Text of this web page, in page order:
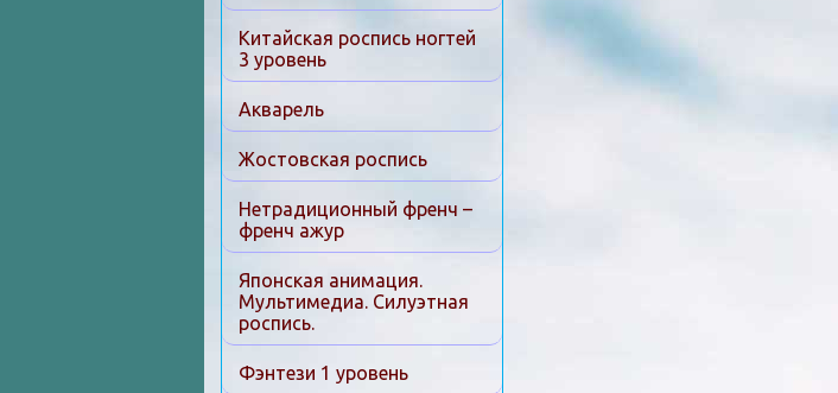
Китайская роспись ногтей
3 уровень
Акварель
Жостовская роспись
Нетрадиционный френч –
френч ажур
Японская анимация.
Мультимедиа. Силуэтная
роспись.
Фэнтези 1 уровень